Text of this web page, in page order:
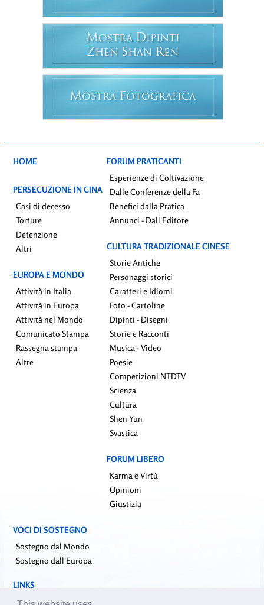
MOSTRA DIPINTI
ZHEN SHAN REN
MOSTRA FOTOGRAFICA
HOME
PERSECUZIONE IN CINA
Casi di decesso
Torture
Detenzione
Altri
EUROPA E MONDO
Attività in Italia
Attività in Europa
Attività nel Mondo
Comunicato Stampa
Rassegna stampa
Altre
FORUM PRATICANTI
Esperienze di Coltivazione
Dalle Conferenze della Fa
Benefici dalla Pratica
Annunci - Dall'Editore
CULTURA TRADIZIONALE CINESE
Storie Antiche
Personaggi storici
Caratteri e Idiomi
Foto - Cartoline
Dipinti - Disegni
Storie e Racconti
Musica - Video
Poesie
Competizioni NTDTV
Scienza
Cultura
Shen Yun
Svastica
FORUM LIBERO
Karma e Virtù
Opinioni
Giustizia
VOCI DI SOSTEGNO
Sostegno dal Mondo
Sostegno dall'Europa
LINKS
falundafa.org (it)